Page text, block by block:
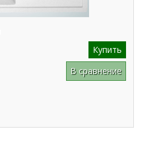
Купить
В сравнение